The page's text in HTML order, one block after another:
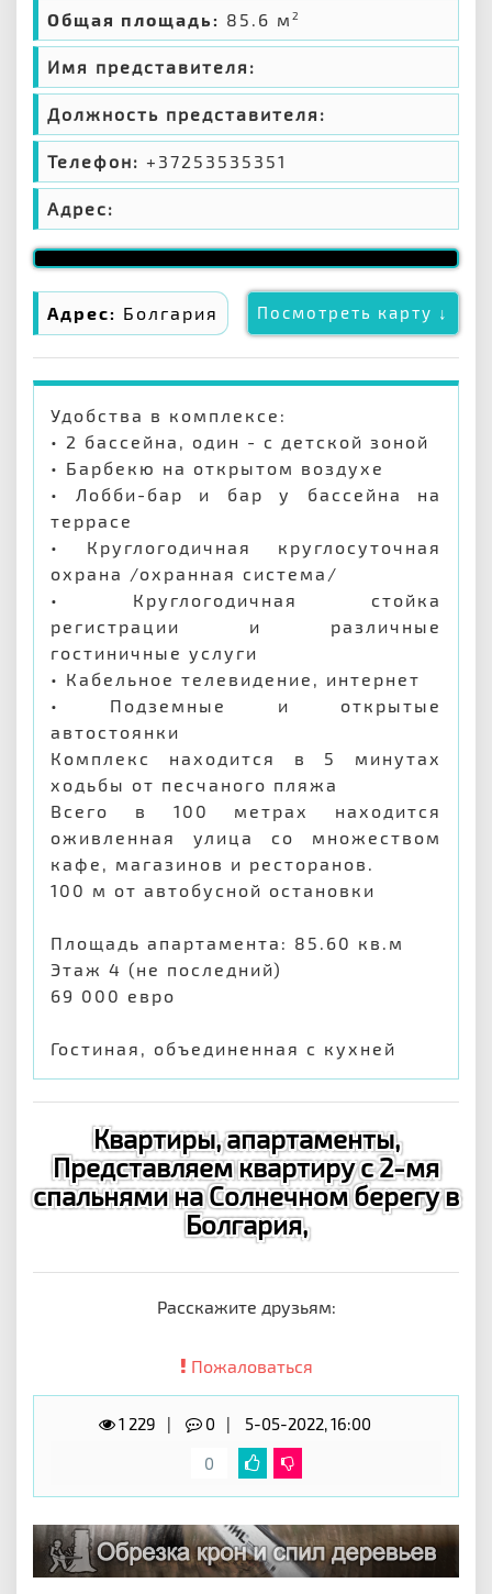
Общая площадь: 85.6 м 2
Имя представителя:
Должность представителя:
Телефон: +37253535351
Адрес:
Адрес: Болгария Посмотреть карту ↓
Удобства в комплексе:
• 2 бассейна, один - с детской зоной
• Барбекю на открытом воздухе
• Лобби-бар и бар у бассейна на
террасе
• Круглогодичная круглосуточная
охрана /охранная система/
• Круглогодичная стойка
регистрации и различные
гостиничные услуги
• Кабельное телевидение, интернет
• Подземные и открытые
автостоянки
Комплекс находится в 5 минутах
ходьбы от песчаного пляжа
Всего в 100 метрах находится
оживленная улица со множеством
кафе, магазинов и ресторанов.
100 м от автобусной остановки
Площадь апартамента: 85.60 кв.м
Этаж 4 (не последний)
69 000 евро
Гостиная, объединенная с кухней
Квартиры, апартаменты,
Представляем квартиру с 2-мя
спальнями на Солнечном берегу в
Болгария,
Расскажите друзьям:
Пожаловаться
1 229 0
5-05-2022, 16:00
0